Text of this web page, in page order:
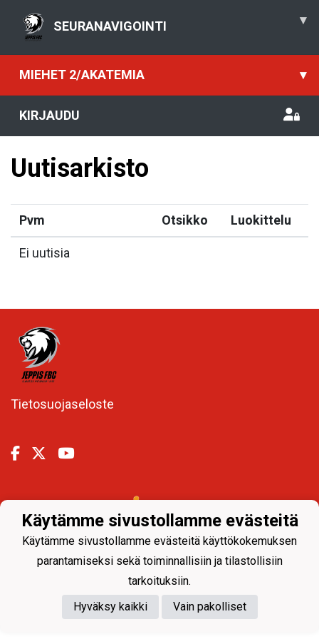
SEURANAVIGOINTI ▾
MIEHET 2/AKATEMIA ▾
KIRJAUDU
Uutisarkisto
Pvm Otsikko Luokittelu
Ei uutisia
Tietosuojaseloste
Käytämme sivustollamme evästeitä
Käytämme sivustollamme evästeitä käyttökokemuksen
parantamiseksi sekä toiminnallisiin ja tilastollisiin
tarkoituksiin.
Hyväksy kaikki
Vain pakolliset